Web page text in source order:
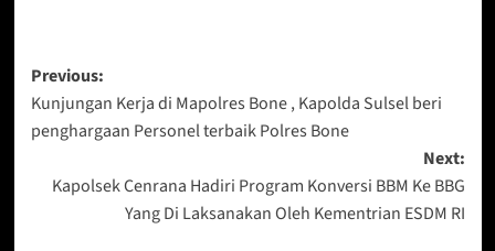
Post
navigation
Previous:
Kunjungan Kerja di Mapolres Bone , Kapolda Sulsel beri
penghargaan Personel terbaik Polres Bone
Next:
Kapolsek Cenrana Hadiri Program Konversi BBM Ke BBG
Yang Di Laksanakan Oleh Kementrian ESDM RI